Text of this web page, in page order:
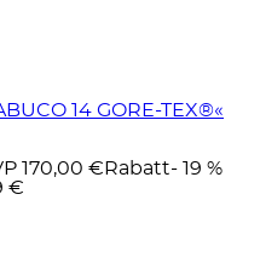
14 GORE-TEX®«
170,00 € Rabatt- 19 %
€